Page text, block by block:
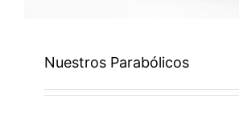
Nuestros Parabólicos